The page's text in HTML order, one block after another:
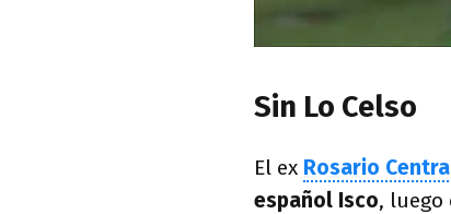
Sin Lo Celso
El ex Rosario
español Isco, luego